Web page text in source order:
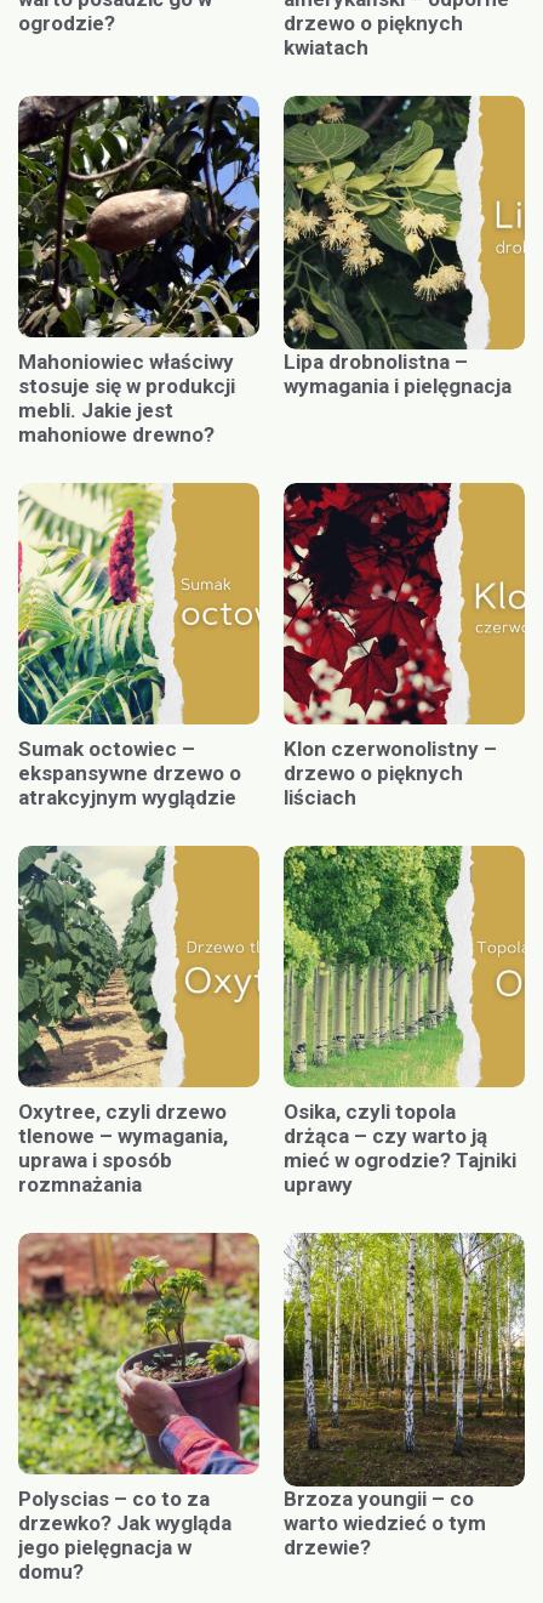
ogrodzie?
drzewo o pięknych
kwiatach
Mahoniowiec właściwy
stosuje się w produkcji
mebli. Jakie jest
mahoniowe drewno?
Lipa drobnolistna –
wymagania i pielęgnacja
Sumak octowiec –
ekspansywne drzewo o
atrakcyjnym wyglądzie
Klon czerwonolistny –
drzewo o pięknych
liściach
Oxytree, czyli drzewo
tlenowe – wymagania,
uprawa i sposób
rozmnażania
Osika, czyli topola
drżąca – czy warto ją
mieć w ogrodzie? Tajniki
uprawy
Polyscias – co to za
drzewko? Jak wygląda
jego pielęgnacja w
domu?
Brzoza youngii – co
warto wiedzieć o tym
drzewie?